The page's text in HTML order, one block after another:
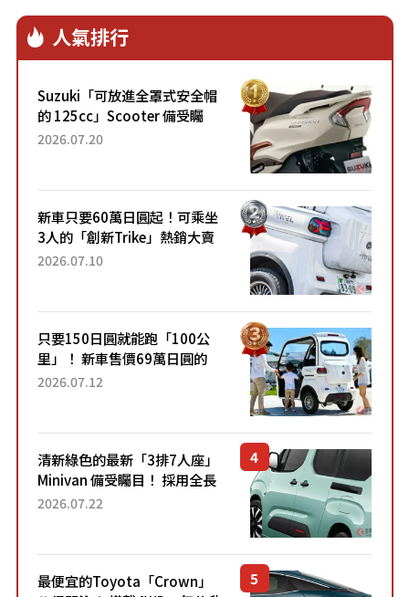
助選手舉重女神-郭婞淳，與基隆當地海
復育公園展開志工植樹活動，種下超過五
百株樹苗，一同守護台灣美麗的海岸線。
人氣排行
Suzuki「可放進全罩式安全帽
的 125cc」Scooter 備受矚
目！採用全新流線設計與各項
2026.07.20
新車只要60萬日圓起！可乘坐
3人的「創新Trike」熱銷大賣
成為人氣車款！「養車成本真
2026.07.10
只要150日圓就能跑「100公
里」！ 新車售價69萬日圓的
「3人座」Trike大受歡迎！ 順
2026.07.12
清新綠色的最新「3排7人座」
Minivan 備受矚目！ 採用全長
4.7公尺剛剛好的車身尺寸與
2026.07.22
最便宜的Toyota「Crown」